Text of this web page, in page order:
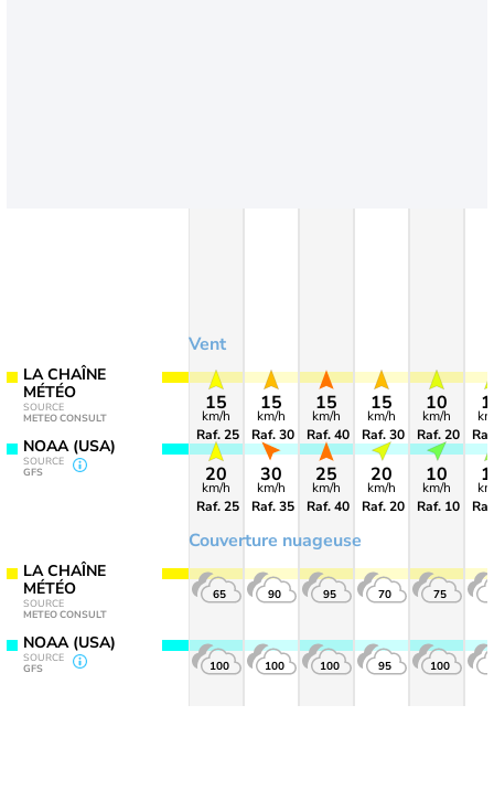
LA CHAÎNE
MÉTÉO
SOURCE
METEO CONSULT
NOAA (USA)
SOURCE
GFS
LA CHAÎNE
MÉTÉO
SOURCE
METEO CONSULT
NOAA (USA)
SOURCE
GFS
Vent
Couverture nuageuse
15
km/h
Raf. 25
20
km/h
Raf. 25
65
100
15
km/h
Raf. 30
30
km/h
Raf. 35
90
100
15
km/h
Raf. 40
25
km/h
Raf. 40
95
100
15
km/h
Raf. 30
20
km/h
Raf. 20
70
95
10
km/h
Raf. 20
10
km/h
Raf. 10
75
100